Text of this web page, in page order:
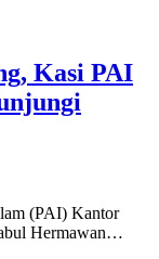
Kasi PAI
(PAI) Kantor
Hermawan…